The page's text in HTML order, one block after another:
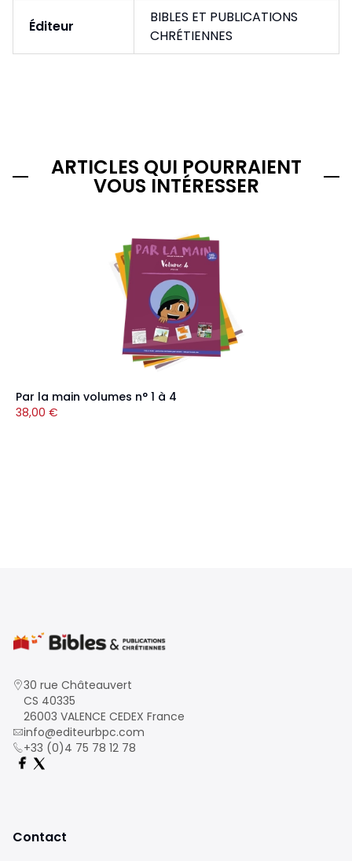
Éditeur
BIBLES ET PUBLICATIONS
CHRÉTIENNES
ARTICLES QUI POURRAIENT
VOUS INTÉRESSER
Par la main volumes n° 1 à 4
38,00 €
30 rue Châteauvert
CS 40335
26003 VALENCE CEDEX France
info@editeurbpc.com
+33 (0)4 75 78 12 78
Contact